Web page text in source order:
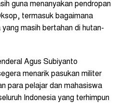
guna menanyakan pendropan
termasuk bagaimana
masih bertahan di hutan-
Agus Subiyanto
menarik pasukan militer
para pelajar dan mahasiswa
Indonesia yang terhimpun